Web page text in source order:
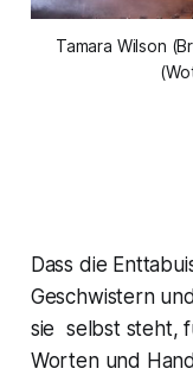
Tamara Wilson
Dass die
Geschwistern
sie selbst steht,
Worten und